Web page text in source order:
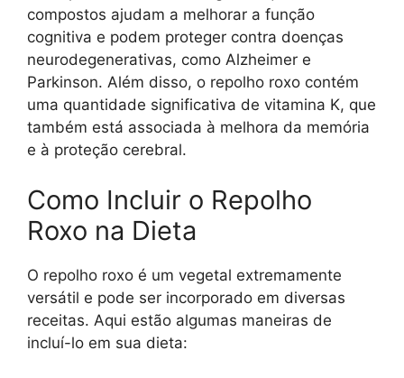
compostos ajudam a melhorar a função
cognitiva e podem proteger contra doenças
neurodegenerativas, como Alzheimer e
Parkinson. Além disso, o repolho roxo contém
uma quantidade significativa de vitamina K, que
também está associada à melhora da memória
e à proteção cerebral.
Como Incluir o Repolho
Roxo na Dieta
O repolho roxo é um vegetal extremamente
versátil e pode ser incorporado em diversas
receitas. Aqui estão algumas maneiras de
incluí-lo em sua dieta: